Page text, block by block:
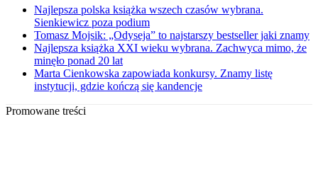
Najlepsza polska książka wszech czasów wybrana.
Sienkiewicz poza podium
Tomasz Mojsik: „Odyseja” to najstarszy bestseller jaki znamy
Najlepsza książka XXI wieku wybrana. Zachwyca mimo, że
minęło ponad 20 lat
Marta Cienkowska zapowiada konkursy. Znamy listę
instytucji, gdzie kończą się kandencje
Promowane treści